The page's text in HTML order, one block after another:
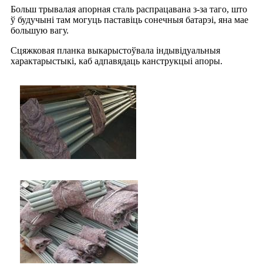
Больш трывалая апорная сталь распрацавана з-за таго, што
ў будучыні там могуць паставіць сонечныя батарэі, яна мае
большую вагу.
Сцяжковая планка выкарыстоўвала індывідуальныя
характарыстыкі, каб адпавядаць канструкцыі апоры.